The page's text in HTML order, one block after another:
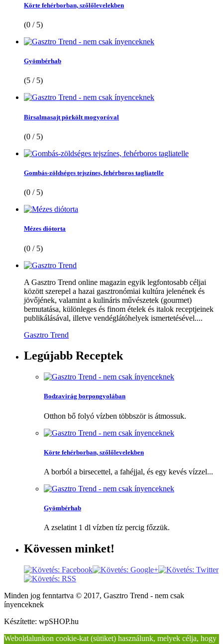
Körte fehérborban, szőlőlevelekben
(0 / 5)
Gyömbérhab
(5 / 5)
Birsalmasajt pörkölt mogyoróval
(0 / 5)
Gombás-zöldséges tejszínes, fehérboros tagliatelle
(0 / 5)
Mézes diótorta
(0 / 5)
A Gasztro Trend online magazin egyik legfontosabb céljai
között szerepel a hazai gasztronómiai kultúra jelenének és
jövőjének, valamint a kulináris művészetek (gourmet)
bemutatása, különleges és finom ételek és italok receptjeinek
publikálásával, illetve vendéglátóhelyek ismertetésével....
Gasztro Trend
Legújabb Receptek
Bodzavirág borpongyolában
Otthon bő folyó vízben többször is átmossuk.
Körte fehérborban, szőlőlevelekben
A borból a birsecettel, a fahéjjal, és egy kevés vízzel...
Gyömbérhab
A zselatint 1 dl vízben tíz percig főzzük.
Kövessen minket!
Minden jog fenntartva © 2017, Gasztro Trend - nem csak
ínyenceknek
Készítette: wpSHOP.hu
Weboldalunkon cookie-kat (sütiket) használunk, melyek célja, hogy